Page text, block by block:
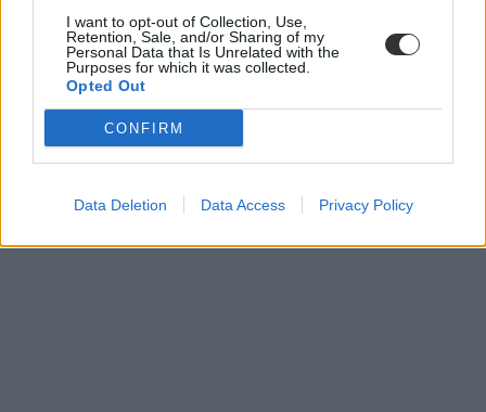
I want to opt-out of Collection, Use,
Retention, Sale, and/or Sharing of my
Personal Data that Is Unrelated with the
Purposes for which it was collected.
Opted Out
CONFIRM
Data Deletion Data Access Privacy Policy